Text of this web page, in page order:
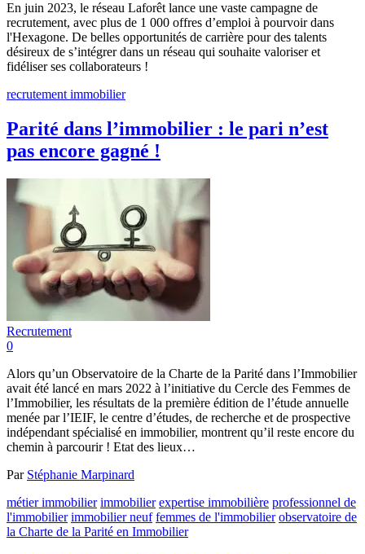
En juin 2023, le réseau Laforêt lance une vaste campagne de
recrutement, avec plus de 1 000 offres d’emploi à pourvoir dans
l'Hexagone. De belles opportunités de carrière pour des talents
désireux de s’intégrer dans un réseau qui souhaite valoriser et
fidéliser ses collaborateurs !
recrutement immobilier
Parité dans l’immobilier : le pari n’est
pas encore gagné !
Recrutement
0
Alors qu’un Observatoire de la Charte de la Parité dans l’Immobilier
avait été lancé en mars 2022 à l’initiative du Cercle des Femmes de
l’Immobilier, les résultats de la première édition de l’étude annuelle
menée par l’IEIF, le centre d’études, de recherche et de prospective
indépendant spécialisé en immobilier, montrent qu’il reste encore du
chemin à parcourir ! Etat des lieux…
Par Stéphanie Marpinard
métier immobilier immobilier expertise immobilière professionnel de
l'immobilier immobilier neuf femmes de l'immobilier observatoire de
la Charte de la Parité en Immobilier